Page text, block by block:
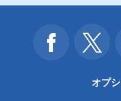
オプ